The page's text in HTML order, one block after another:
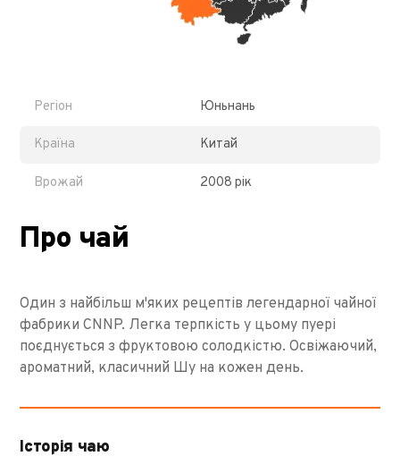
Регіон Юньнань
Країна Китай
Врожай 2008 рік
Про чай
Один з найбільш м'яких рецептів легендарної чайної
фабрики CNNP. Легка терпкість у цьому пуері
поєднується з фруктовою солодкістю. Освіжаючий,
ароматний, класичний Шу на кожен день.
Історія чаю